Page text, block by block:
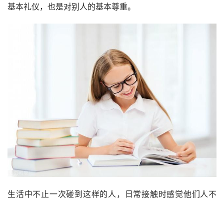
基本礼仪，也是对别人的基本尊重。
生活中不止一次碰到这样的人，日常接触时感觉他们人不